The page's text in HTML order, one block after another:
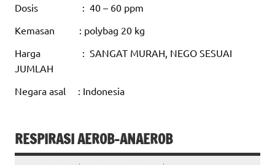
Dosis : 40 – 60 ppm
Kemasan : polybag 20 kg
Harga : SANGAT MURAH, NEGO SESUAI
JUMLAH
Negara asal : Indonesia
RESPIRASI AEROB-ANAEROB